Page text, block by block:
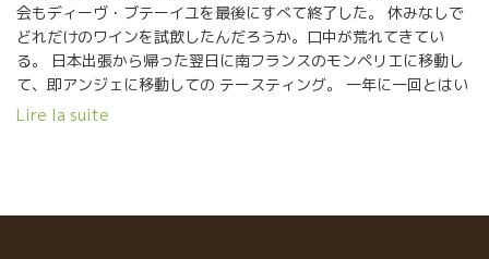
会もディーヴ・ブテーイユを最後にすべて終了した。 休みなしで
どれだけのワインを試飲したんだろうか。口中が荒れてきてい
る。 日本出張から帰った翌日に南フランスのモンペリエに移動し
て、即アンジェに移動しての テースティング。 一年に一回とはい
え、ますます試飲する量が増えていて、訪問者も増えていて、我
Lire la suite